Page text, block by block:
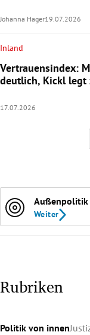
Johanna Hager19.07.2026
Inland
Vertrauensindex:
deutlich, Kickl legt
17.07.2026
Weiter
Rubriken
Politik von innen